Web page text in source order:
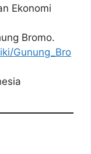
Ekonomi
Bromo.
Gunung_Bro